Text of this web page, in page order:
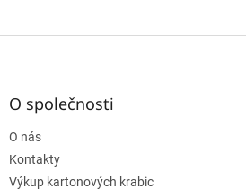
Z
O společnosti
O nás
Kontakty
Výkup kartonových krabic